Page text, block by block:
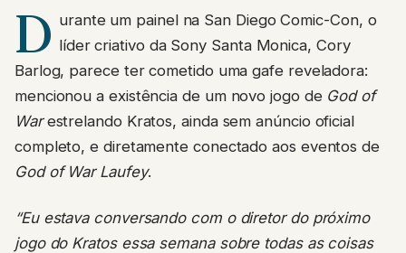
D urante um painel na San Diego Comic-Con, o
líder criativo da Sony Santa Monica, Cory
Barlog, parece ter cometido uma gafe reveladora:
mencionou a existência de um novo jogo de God of
Warestrelando Kratos, ainda sem anúncio oficial
completo, e diretamente conectado aos eventos de
God of War Laufey.
“Eu estava conversando com o diretor do próximo
jogo do Kratos essa semana sobre todas as coisas